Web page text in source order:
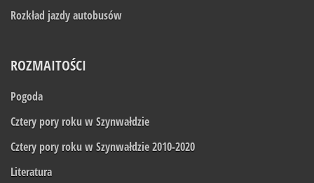
Rozkład jazdy autobusów
ROZMAITOŚCI
Pogoda
Cztery pory roku w Szynwałdzie
Cztery pory roku w Szynwałdzie 2010-2020
Literatura